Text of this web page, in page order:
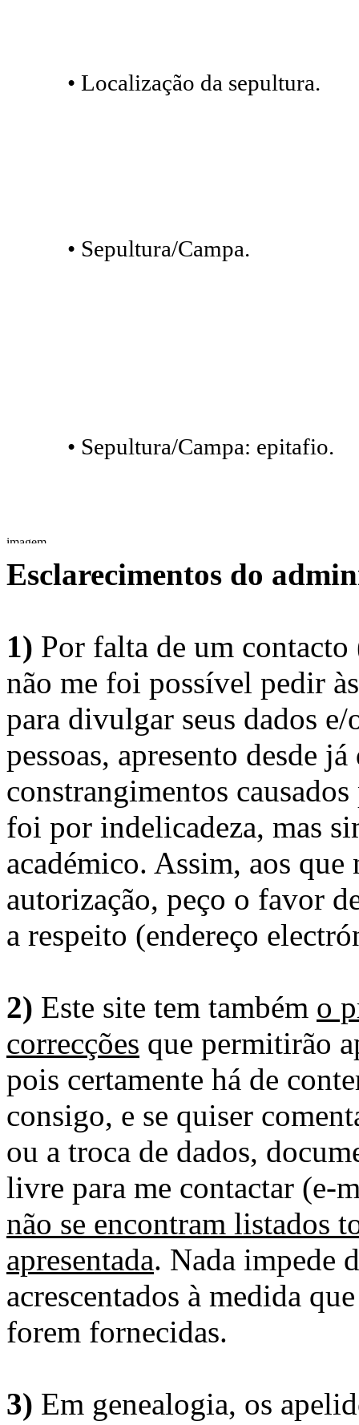
• Localização da sepultura.
• Sepultura/Campa.
• Sepultura/Campa: epitafio.
Esclarecimentos do
1) Por falta de um
não me foi possível pedir
para divulgar seus dados
pessoas, apresento desde
constrangimentos
foi por indelicadeza, mas
académico. Assim, aos
autorização, peço o favor
a respeito (endereço
2) Este site tem também o
correcções que permitirão
pois certamente há de
consigo, e se quiser
ou a troca de dados,
livre para me contactar (e-
não se encontram listados
apresentada. Nada impede
acrescentados à medida
forem fornecidas.
3) Em genealogia, os